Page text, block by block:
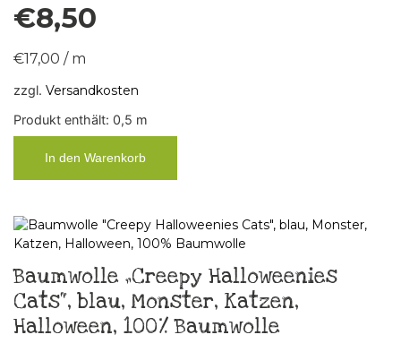
€8,50
€17,00 / m
zzgl. Versandkosten
Produkt enthält: 0,5 m
In den Warenkorb
Baumwolle „Creepy Halloweenies
Cats“, blau, Monster, Katzen,
Halloween, 100% Baumwolle